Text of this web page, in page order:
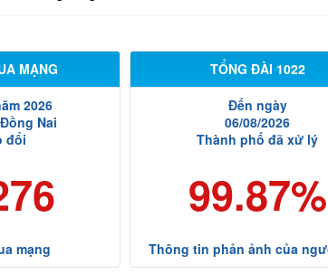
MẠNG
2026
Nai
đổi
mạng
TỔNG ĐÀI 1022
Đến ngày
06/08/2026
Thành phố đã xử lý
99.87%
Thông tin phản ảnh của